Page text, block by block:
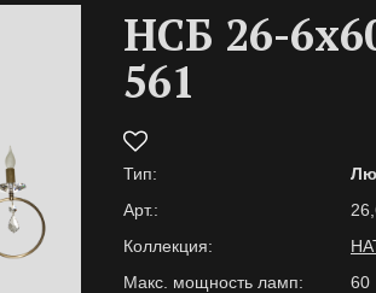
НСБ 26-
561
Тип:
Арт.:
Коллекция:
Макс. мощность ламп:
60